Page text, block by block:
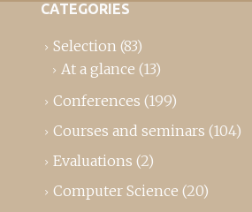
CATEGORIES
Selection (83)
At a glance (13)
Conferences (199)
Courses and seminars (104)
Evaluations (2)
Computer Science (20)